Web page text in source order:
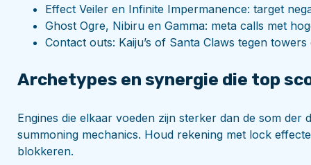
Effect Veiler en Infinite Impermanence: target
Ghost Ogre, Nibiru en Gamma: meta calls met
Contact outs: Kaiju’s of Santa Claws tegen
Archetypes en synergie die top
Engines die elkaar voeden zijn sterker dan de som
summoning mechanics. Houd rekening met lock
blokkeren.